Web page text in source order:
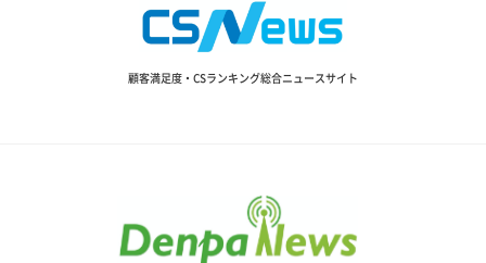
顧客満足度・CSランキング総合ニュースサイト